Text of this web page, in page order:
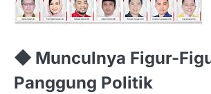
◆ Munculnya Figur-
Panggung Politik